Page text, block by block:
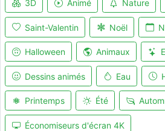
3D Animé Nature
Saint-Valentin Noël
Halloween Animaux
Dessins animés Eau
Printemps Été
Économiseurs d'écran 4K